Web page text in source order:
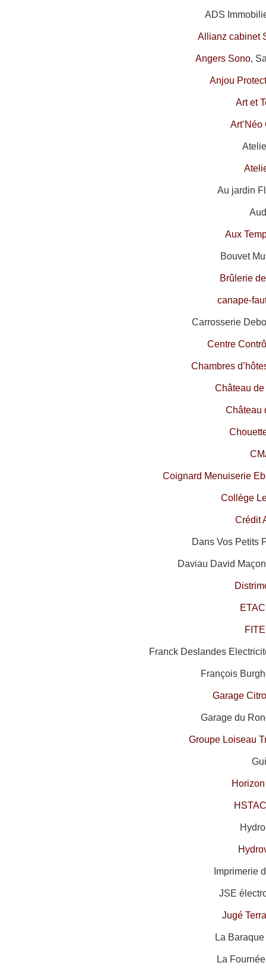
ADS
Allianz cabinet
Angers Sono,
Anjou
Art et
Art’Néo
Au jardin
Aux
Bouvet
Brûlerie
canape-
Carrosserie
Centre
Chambres
Château
Château
Coignard Menuiserie
Collège
Crédit
Dans Vos Petits
Daviau David
ETAC
Franck Deslandes
François
Garage
Garage du
Groupe Loiseau
Imprimerie
JSE
Jugé
La
La